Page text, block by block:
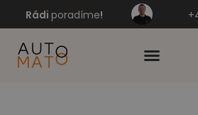
Rádi poradíme!